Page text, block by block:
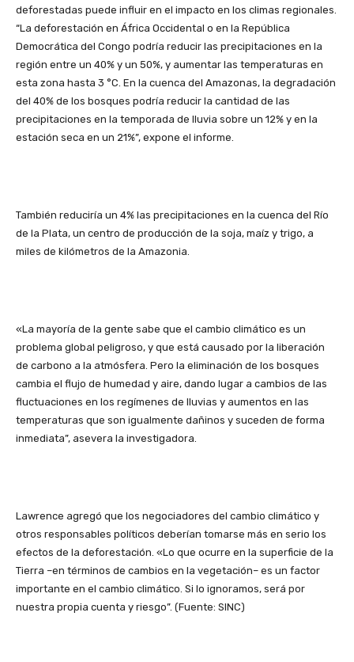
deforestadas puede influir en el impacto en los climas regionales.
“La deforestación en África Occidental o en la República
Democrática del Congo podría reducir las precipitaciones en la
región entre un 40% y un 50%, y aumentar las temperaturas en
esta zona hasta 3 °C. En la cuenca del Amazonas, la degradación
del 40% de los bosques podría reducir la cantidad de las
precipitaciones en la temporada de lluvia sobre un 12% y en la
estación seca en un 21%”, expone el informe.
También reduciría un 4% las precipitaciones en la cuenca del Río
de la Plata, un centro de producción de la soja, maíz y trigo, a
miles de kilómetros de la Amazonia.
«La mayoría de la gente sabe que el cambio climático es un
problema global peligroso, y que está causado ​​por la liberación
de carbono a la atmósfera. Pero la eliminación de los bosques
cambia el flujo de humedad y aire, dando lugar a cambios de las
fluctuaciones en los regímenes de lluvias y aumentos en las
temperaturas que son igualmente dañinos y suceden de forma
inmediata”, asevera la investigadora.
Lawrence agregó que los negociadores del cambio climático y
otros responsables políticos deberían tomarse más en serio los
efectos de la deforestación. «Lo que ocurre en la superficie de la
Tierra –en términos de cambios en la vegetación– es un factor
importante en el cambio climático. Si lo ignoramos, será por
nuestra propia cuenta y riesgo”. (Fuente: SINC)